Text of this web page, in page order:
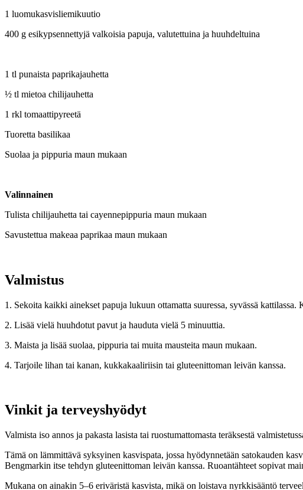
1 luomukasvisliemikuutio
400 g esikypsennettyjä valkoisia papuja, valutettuina ja huuhdeltuina
1 tl punaista paprikajauhetta
½ tl mietoa chilijauhetta
1 rkl tomaattipyreetä
Tuoretta basilikaa
Suolaa ja pippuria maun mukaan
Valinnainen
Tulista chilijauhetta tai cayennepippuria maun mukaan
Savustettua makeaa paprikaa maun mukaan
Valmistus
1. Sekoita kaikki ainekset papuja lukuun ottamatta suuressa, syvässä
2. Lisää vielä huuhdotut pavut ja hauduta vielä 5 minuuttia.
3. Maista ja lisää suolaa, pippuria tai muita mausteita maun mukaan.
4. Tarjoile lihan tai kanan, kukkakaaliriisin tai gluteenittoman leivän kanssa.
Vinkit ja terveyshyödyt
Valmista iso annos ja pakasta lasista tai ruostumattomasta teräksestä
Tämä on lämmittävä syksyinen kasvispata, jossa hyödynnetään satokauden
Bengmarkin itse tehdyn gluteenittoman leivän kanssa. Ruoantähteet sopivat
Mukana on ainakin 5–6 eriväristä kasvista, mikä on loistava nyrkkisääntö